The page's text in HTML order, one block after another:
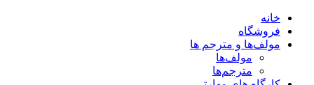
خانه
فروشگاه
مولف‌ها و مترجم ها
مولف‌ها
مترجم‌ها